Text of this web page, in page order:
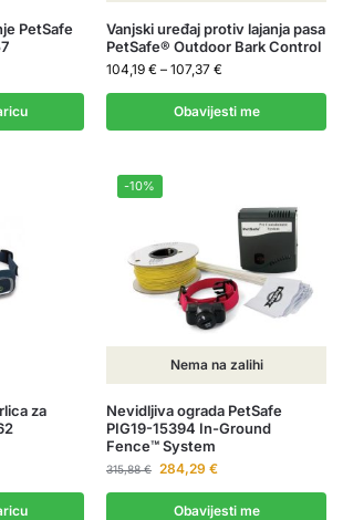
PetSafe
Vanjski uređaj protiv lajanja pasa
PetSafe® Outdoor Bark Control
104,19 € – 107,37 €
Obavijesti me
za
-10%
Nema na zalihi
Nevidljiva ograda PetSafe
PIG19-15394 In-Ground
Fence™ System
315,88€ 284,29 €
Obavijesti me